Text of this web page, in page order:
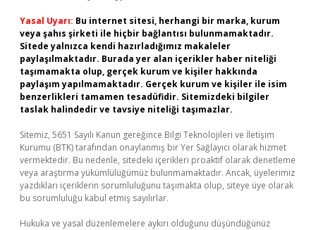
Yasal Uyarı: Bu internet sitesi, herhangi bir marka, kurum
veya şahıs şirketi ile hiçbir bağlantısı bulunmamaktadır.
Sitede yalnızca kendi hazırladığımız makaleler
paylaşılmaktadır. Burada yer alan içerikler haber niteliği
taşımamakta olup, gerçek kurum ve kişiler hakkında
paylaşım yapılmamaktadır. Gerçek kurum ve kişiler ile isim
benzerlikleri tamamen tesadüfidir. Sitemizdeki bilgiler
taslak halindedir ve tavsiye niteliği taşımazlar.
Sitemiz, 5651 Sayılı Kanun gereğince Bilgi Teknolojileri ve İletişim
Kurumu (BTK) tarafından onaylanmış bir Yer Sağlayıcı olarak hizmet
vermektedir. Bu nedenle, sitedeki içerikleri proaktif olarak denetleme
veya araştırma yükümlülüğümüz bulunmamaktadır. Ancak, üyelerimiz
yazdıkları içeriklerin sorumluluğunu taşımakta olup, siteye üye olarak
bu sorumluluğu kabul etmiş sayılırlar.
Hukuka ve yasal düzenlemelere aykırı olduğunu düşündüğünüz